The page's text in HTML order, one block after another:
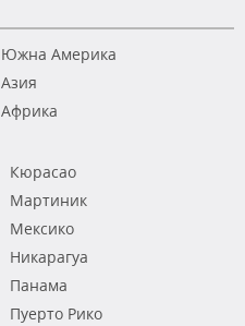
Южна Америка
Азия
Африка
Кюрасао
Мартиник
Мексико
Никарагуа
Панама
Пуерто Рико